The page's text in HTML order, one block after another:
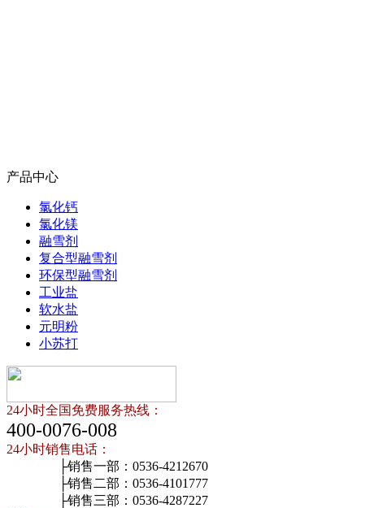
产品中心
氯化钙
氯化镁
融雪剂
复合型融雪剂
环保型融雪剂
工业盐
软水盐
元明粉
小苏打
24小时全国免费服务热线：
400-0076-008
24小时销售电话：
├销售一部：0536-4212670
├销售二部：0536-4101777
├销售三部：0536-4287227